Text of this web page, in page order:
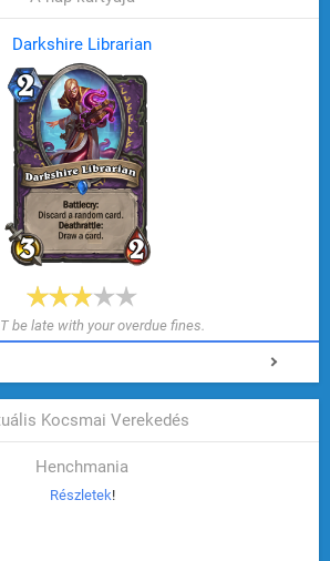
Darkshire Librarian
be late with your overdue fines.
Kocsmai Verekedés
Henchmania
Részletek!